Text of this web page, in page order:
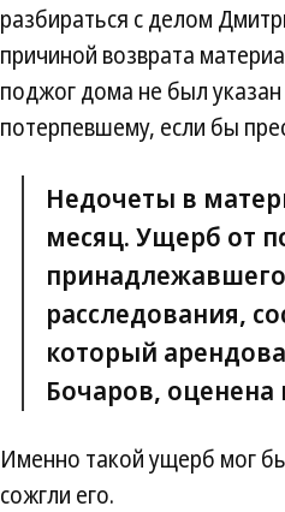
разбираться с делом
причиной возврата
поджог дома не был
потерпевшему, если бы
Недочеты в
месяц. Ущерб от
расследования,
который
Бочаров, оценена
Именно такой ущерб мог
сожгли его.